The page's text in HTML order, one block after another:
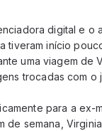
digital e o
tiveram início
uma viagem de
trocadas com o
para a ex-
de semana,